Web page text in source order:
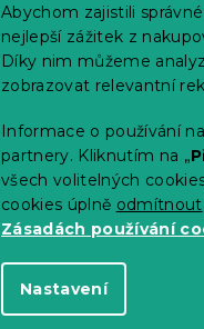
Abychom zajistili
nejlepší zážitek z
Díky nim můžeme
zobrazovat relevantní
Informace o používání
partnery. Kliknutím na „
všech volitelných
cookies úplně odmítnout
Zásadách používání
Nastavení